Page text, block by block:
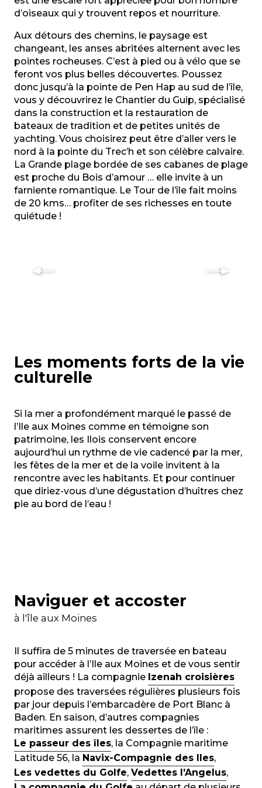
d’oiseaux qui y trouvent repos et nourriture.
Aux détours des chemins, le paysage est
changeant, les anses abritées alternent avec les
pointes rocheuses. C’est à pied ou à vélo que se
feront vos plus belles découvertes. Poussez
donc jusqu’à la pointe de Pen Hap au sud de l’île,
vous y découvrirez le Chantier du Guip, spécialisé
dans la construction et la restauration de
bateaux de tradition et de petites unités de
yachting. Vous choisirez peut être d’aller vers le
nord à la pointe du Trec’h et son célèbre calvaire.
La Grande plage bordée de ses cabanes de plage
est proche du Bois d’amour … elle invite à un
farniente romantique. Le Tour de l’île fait moins
de 20 kms… profiter de ses richesses en toute
quiétude !
Les moments forts de la vie
culturelle
Si la mer a profondément marqué le passé de
l’Ile aux Moines comme en témoigne son
patrimoine, les Ilois conservent encore
aujourd’hui un rythme de vie cadencé par la mer,
les fêtes de la mer et de la voile invitent à la
rencontre avec les habitants. Et pour continuer
que diriez-vous d’une dégustation d’huîtres chez
pie au bord de l’eau !
Naviguer et accoster
à l'île aux Moines
Il suffira de 5 minutes de traversée en bateau
pour accéder à l’Ile aux Moines et de vous sentir
déjà ailleurs ! La compagnie Izenah croisières
propose des traversées régulières plusieurs fois
par jour depuis l’embarcadère de Port Blanc à
Baden. En saison, d’autres compagnies
maritimes assurent les dessertes de l’île :
Le passeur des îles, la Compagnie maritime
Latitude 56, la Navix-Compagnie des Iles,
Les vedettes du Golfe, Vedettes l’Angelus,